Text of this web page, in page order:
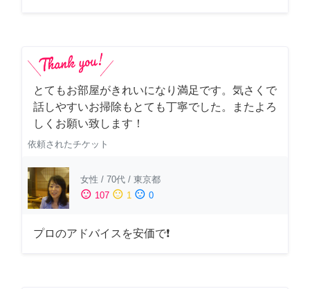
とてもお部屋がきれいになり満足です。気さくで
話しやすいお掃除もとても丁寧でした。またよろ
しくお願い致します！
依頼されたチケット
女性 / 70代 / 東京都
sentiment_satisfied 107 sentiment_neutral 1 sentiment_dissatisfied 0
プロのアドバイスを安価で❗